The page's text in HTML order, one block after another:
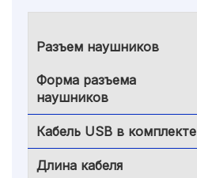
Разъем наушников
Форма разъема
наушников
Кабель USB в комплекте
Длина кабеля